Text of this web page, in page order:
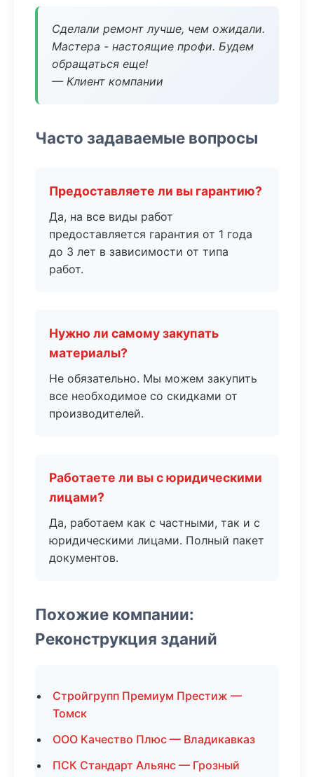
Сделали ремонт лучше, чем ожидали.
Мастера - настоящие профи. Будем
обращаться еще!
— Клиент компании
Часто задаваемые вопросы
Предоставляете ли вы гарантию?
Да, на все виды работ
предоставляется гарантия от 1 года
до 3 лет в зависимости от типа
работ.
Нужно ли самому закупать
материалы?
Не обязательно. Мы можем закупить
все необходимое со скидками от
производителей.
Работаете ли вы с юридическими
лицами?
Да, работаем как с частными, так и с
юридическими лицами. Полный пакет
документов.
Похожие компании:
Реконструкция зданий
Стройгрупп Премиум Престиж —
Томск
ООО Качество Плюс — Владикавказ
ПСК Стандарт Альянс — Грозный